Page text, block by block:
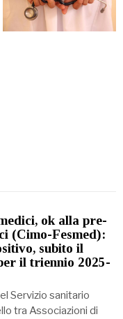
ok alla pre-
(Cimo-Fesmed):
subito il
il triennio 2025-
Servizio sanitario
tra Associazioni di